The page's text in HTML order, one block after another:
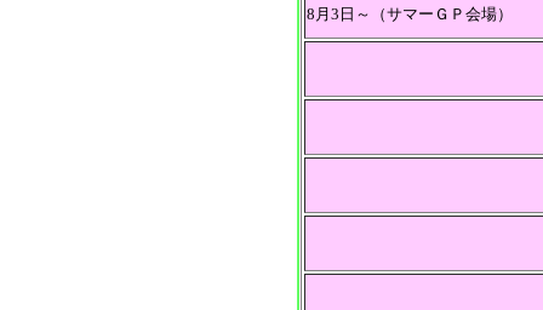
8月3日～（サマーＧＰ会場）